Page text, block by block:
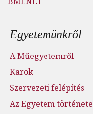
Lábléc menü
Egyetemünkről
A Műegyetemről
Karok
Szervezeti felépítés
Az Egyetem története